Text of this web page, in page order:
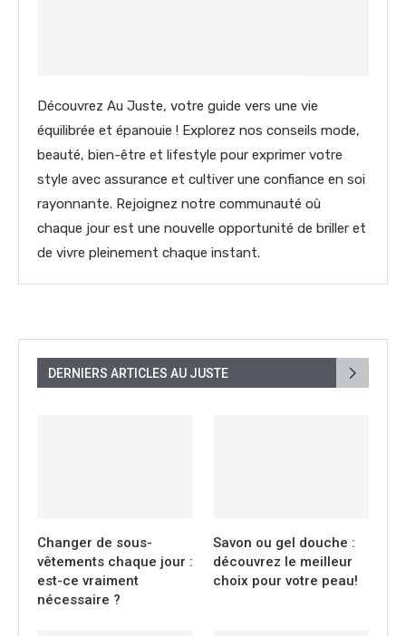
Découvrez Au Juste, votre guide vers une vie
équilibrée et épanouie ! Explorez nos conseils mode,
beauté, bien-être et lifestyle pour exprimer votre
style avec assurance et cultiver une confiance en soi
rayonnante. Rejoignez notre communauté où
chaque jour est une nouvelle opportunité de briller et
de vivre pleinement chaque instant.
DERNIERS ARTICLES AU JUSTE
Changer de sous-
vêtements chaque jour :
est-ce vraiment
nécessaire ?
Savon ou gel douche :
découvrez le meilleur
choix pour votre peau!